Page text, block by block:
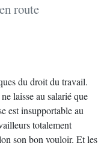
route
du droit du travail.
laisse au salarié que
est insupportable au
totalement
son bon vouloir. Et les